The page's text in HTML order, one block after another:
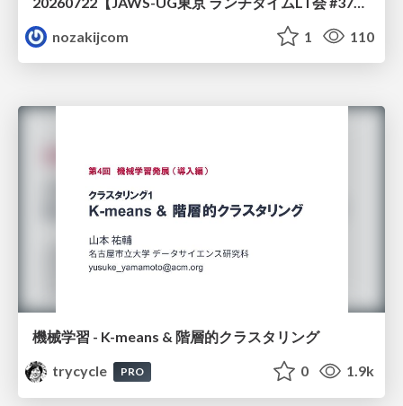
nozakijcom
1 110
機械学習 - K-means & 階層的クラスタリング
trycycle
PRO 0 1.9k